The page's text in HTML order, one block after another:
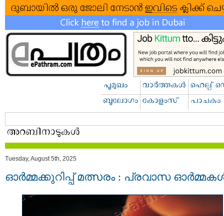
Tuesday, August 5th, 2025
ഓർമ്മക്കുറിപ്പ് മത്സരം : പ്രവാസ